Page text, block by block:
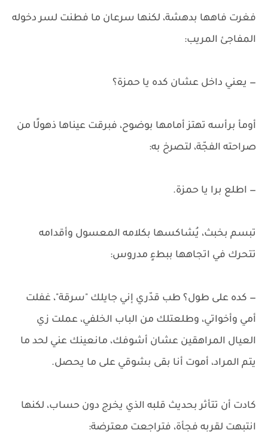
فغرت فاهها بدهشة، لكنها سرعان ما فطنت لسر دخوله
المفاجئ المريب:
— يعني داخل عشان كده يا حمزة؟
أومأ برأسه تهتز أمامها بوضوح، فبرقت عيناها ذهولًا من
صراحته الفجّة، لتصرخ به:
— اطلع برا يا حمزة.
تبسم بخبث، يُشاكسها بكلامه المعسول وأقدامه
تتحرك في اتجاهها ببطءٍ مدروس:
— كده على طول؟ طب قدّري إني جايلك "سرقة"، غفلت
أمي وأخواتي، وطلعتلك من الباب الخلفي، عملت زي
العيال المراهقين عشان أشوفك، مانعينك عني لحد ما
يتم المراد، أموت أنا بقى بشوقي على ما يحصل.
كادت أن تتأثر بحديث قلبه الذي يخرج دون حساب، لكنها
انتبهت لقربه فجأة، فتراجعت معترضة: